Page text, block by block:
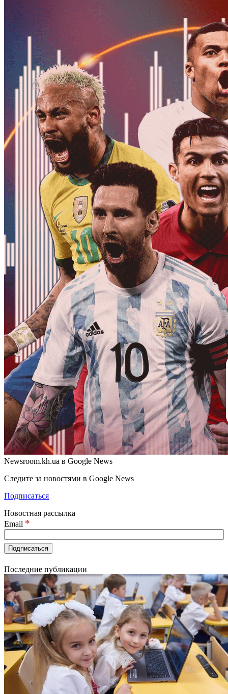
Newsroom.kh.ua в Google News
Следите за новостями в Google News
Подписаться
Новостная рассылка
Email *
Последние публикации